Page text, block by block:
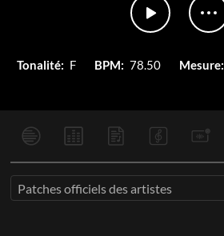
Tonalité: F BPM: 78.50 Mesure:
Patches officiels des artistes